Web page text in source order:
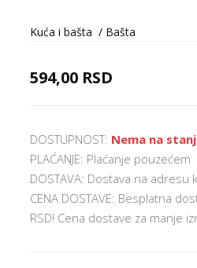
Kuća i bašta / Bašta
594,00 RSD
DOSTUPNOST: Nema na
PLAĆANJE: Plaćanje pouzećem
DOSTAVA: Dostava na
CENA DOSTAVE: Besplatna
RSD! Cena dostave za manje